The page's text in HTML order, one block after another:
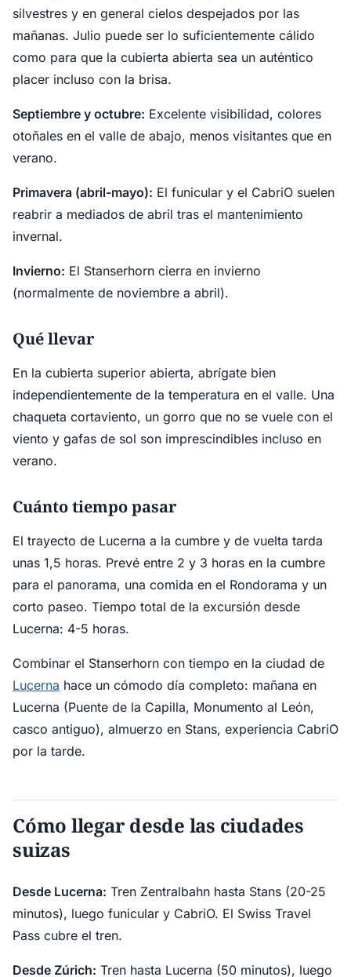
silvestres y en general cielos despejados por las
mañanas. Julio puede ser lo suficientemente cálido
como para que la cubierta abierta sea un auténtico
placer incluso con la brisa.
Septiembre y octubre: Excelente visibilidad, colores
otoñales en el valle de abajo, menos visitantes que en
verano.
Primavera (abril-mayo): El funicular y el CabriO suelen
reabrir a mediados de abril tras el mantenimiento
invernal.
Invierno: El Stanserhorn cierra en invierno
(normalmente de noviembre a abril).
Qué llevar
En la cubierta superior abierta, abrígate bien
independientemente de la temperatura en el valle. Una
chaqueta cortaviento, un gorro que no se vuele con el
viento y gafas de sol son imprescindibles incluso en
verano.
Cuánto tiempo pasar
El trayecto de Lucerna a la cumbre y de vuelta tarda
unas 1,5 horas. Prevé entre 2 y 3 horas en la cumbre
para el panorama, una comida en el Rondorama y un
corto paseo. Tiempo total de la excursión desde
Lucerna: 4-5 horas.
Combinar el Stanserhorn con tiempo en la ciudad de
Lucerna hace un cómodo día completo: mañana en
Lucerna (Puente de la Capilla, Monumento al León,
casco antiguo), almuerzo en Stans, experiencia CabriO
por la tarde.
Cómo llegar desde las ciudades
suizas
Desde Lucerna: Tren Zentralbahn hasta Stans (20-25
minutos), luego funicular y CabriO. El Swiss Travel
Pass cubre el tren.
Desde Zúrich: Tren hasta Lucerna (50 minutos), luego